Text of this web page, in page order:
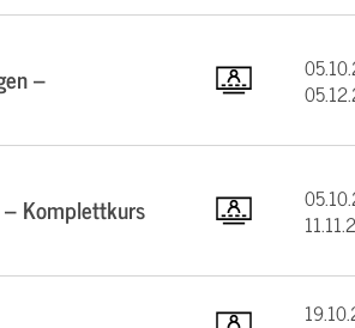
–
– Komplettkurs